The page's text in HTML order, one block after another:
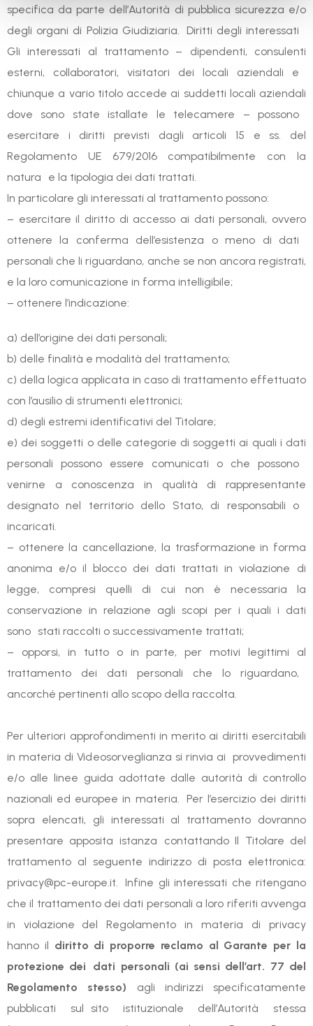
specifica da parte dell’Autorità di pubblica sicurezza e/o
degli organi di Polizia Giudiziaria. Diritti degli interessati
Gli interessati al trattamento – dipendenti, consulenti
esterni, collaboratori, visitatori dei locali aziendali e
chiunque a vario titolo accede ai suddetti locali aziendali
dove sono state istallate le telecamere – possono
esercitare i diritti previsti dagli articoli 15 e ss. del
Regolamento UE 679/2016 compatibilmente con la
natura e la tipologia dei dati trattati.
In particolare gli interessati al trattamento possono:
– esercitare il diritto di accesso ai dati personali, ovvero
ottenere la conferma dell’esistenza o meno di dati
personali che li riguardano, anche se non ancora registrati,
e la loro comunicazione in forma intelligibile;
– ottenere l’indicazione:
a) dell’origine dei dati personali;
b) delle finalità e modalità del trattamento;
c) della logica applicata in caso di trattamento effettuato
con l’ausilio di strumenti elettronici;
d) degli estremi identificativi del Titolare;
e) dei soggetti o delle categorie di soggetti ai quali i dati
personali possono essere comunicati o che possono
venirne a conoscenza in qualità di rappresentante
designato nel territorio dello Stato, di responsabili o
incaricati.
– ottenere la cancellazione, la trasformazione in forma
anonima e/o il blocco dei dati trattati in violazione di
legge, compresi quelli di cui non è necessaria la
conservazione in relazione agli scopi per i quali i dati
sono stati raccolti o successivamente trattati;
– opporsi, in tutto o in parte, per motivi legittimi al
trattamento dei dati personali che lo riguardano,
ancorché pertinenti allo scopo della raccolta.
Per ulteriori approfondimenti in merito ai diritti esercitabili
in materia di Videosorveglianza si rinvia ai provvedimenti
e/o alle linee guida adottate dalle autorità di controllo
nazionali ed europee in materia. Per l’esercizio dei diritti
sopra elencati, gli interessati al trattamento dovranno
presentare apposita istanza contattando Il Titolare del
trattamento al seguente indirizzo di posta elettronica:
privacy@pc-europe.it. Infine gli interessati che ritengano
che il trattamento dei dati personali a loro riferiti avvenga
in violazione del Regolamento in materia di privacy
hanno il diritto di proporre reclamo al Garante per la
protezione dei dati personali (ai sensi dell’art. 77 del
Regolamento stesso) agli indirizzi specificatamente
pubblicati sul sito istituzionale dell’Autorità stessa